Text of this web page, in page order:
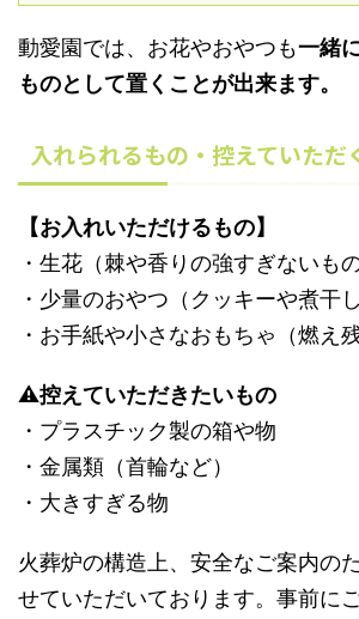
動愛園では、お花やおやつも一緒
ものとして置くことが出来ます。
入れられるもの・控えていただ
【お入れいただけるもの】
・生花（棘や香りの強すぎないもの
・少量のおやつ（クッキーや煮干し
・お手紙や小さなおもちゃ（燃え
⚠︎控えていただきたいもの
・プラスチック製の箱や物
・金属類（首輪など）
・大きすぎる物
火葬炉の構造上、安全なご案内の
せていただいております。事前に